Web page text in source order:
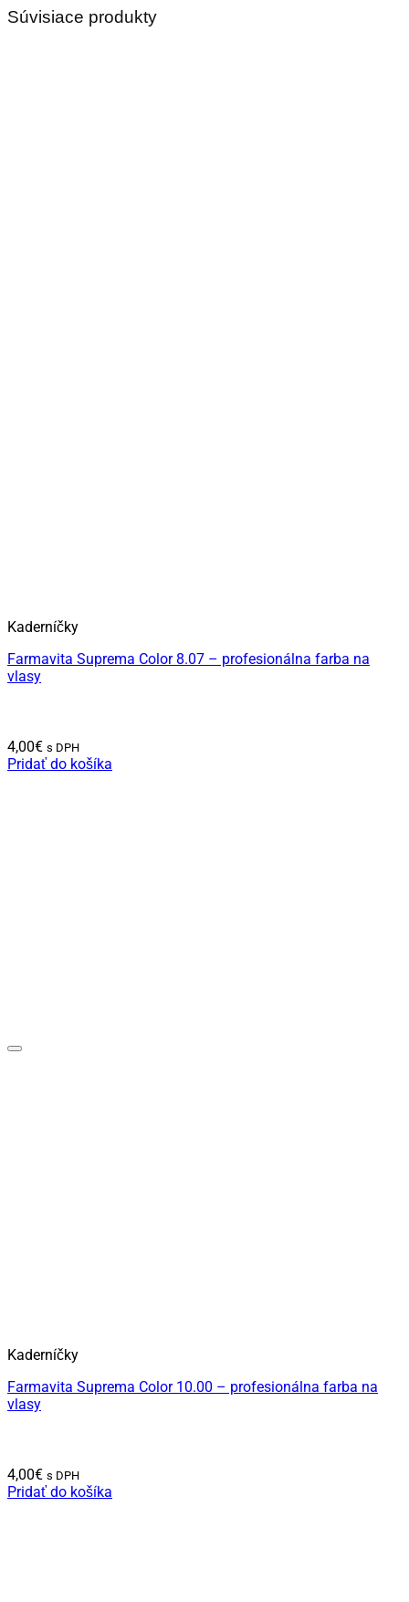
Súvisiace produkty
Kaderníčky
Farmavita Suprema Color 8.07 – profesionálna farba na
vlasy
4,00€ s DPH
Pridať do košíka
Kaderníčky
Farmavita Suprema Color 10.00 – profesionálna farba na
vlasy
4,00€ s DPH
Pridať do košíka